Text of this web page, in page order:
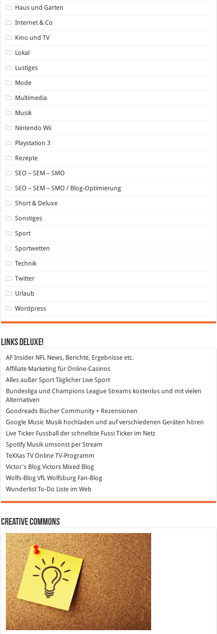
Haus und Garten
Internet & Co
Kino und TV
Lokal
Lustiges
Mode
Multimedia
Musik
Nintendo Wii
Playstation 3
Rezepte
SEO – SEM – SMO
SEO – SEM – SMO / Blog-Optimierung
Short & Deluxe
Sonstiges
Sport
Sportwetten
Technik
Twitter
Urlaub
Wordpress
Links DeLuXe!
AF Insider NFL News, Berichte, Ergebnisse etc.
Affiliate Marketing für Online-Casinos
Alles außer SportTäglicher Live Sport
Bundesliga und Champions League Streams kostenlos und mit vielen
Alternativen
Goodreads Bücher Community + Rezensionen
Google Music Musik hochladen und auf verschiedenen Geräten hören
Live Ticker Fussball
der schnellste Fussi Ticker im Netz
SpotifyMusik umsonst per Stream
TeXXas TVOnline TV-Programm
Victor's Blog Victors Mixed Blog
Wolfs-Blog VfL Wolfsburg Fan-Blog
WunderlistTo-Do Liste im Web
Creative Commons